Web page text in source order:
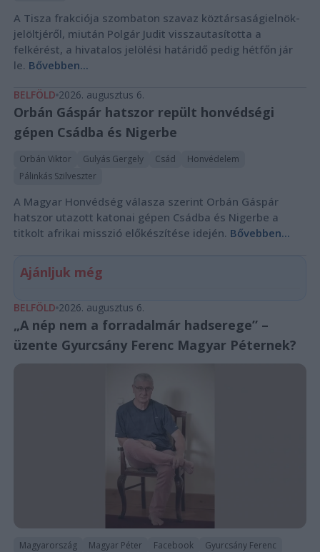
A Tisza frakciója szombaton szavaz köztársaságielnök-
jelöltjéről, miután Polgár Judit visszautasította a
felkérést, a hivatalos jelölési határidő pedig hétfőn jár
le. Bővebben...
BELFÖLD 2026. augusztus 6.
Orbán Gáspár hatszor repült honvédségi
gépen Csádba és Nigerbe
Orbán Viktor Gulyás Gergely Csád
Honvédelem
Pálinkás Szilveszter
A Magyar Honvédség válasza szerint Orbán Gáspár
hatszor utazott katonai gépen Csádba és Nigerbe a
titkolt afrikai misszió előkészítése idején. Bővebben...
Ajánljuk még
BELFÖLD 2026. augusztus 6.
„A nép nem a forradalmár hadserege” –
üzente Gyurcsány Ferenc Magyar Péternek?
Magyarország Magyar Péter Facebook
Gyurcsány Ferenc